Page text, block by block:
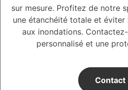
sur mesure. Profitez de notre
une étanchéité totale et éviter
aux inondations.
personnalisé et une
Contact